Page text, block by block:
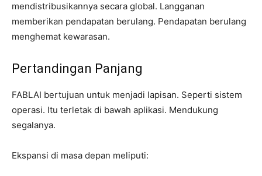
mendistribusikannya secara global. Langganan
memberikan pendapatan berulang. Pendapatan berulang
menghemat kewarasan.
Pertandingan Panjang
FABLAI bertujuan untuk menjadi lapisan. Seperti sistem
operasi. Itu terletak di bawah aplikasi. Mendukung
segalanya.
Ekspansi di masa depan meliputi: